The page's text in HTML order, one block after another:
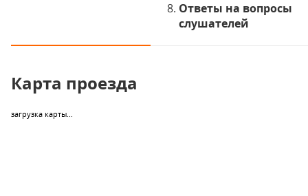
Ответы на вопросы
слушателей
Карта проезда
загрузка карты...